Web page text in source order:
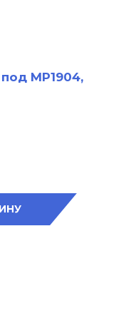
под МР1904,